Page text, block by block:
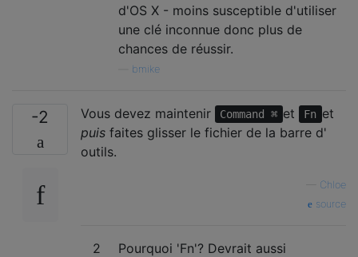
d'OS X - moins susceptible d'utiliser
une clé inconnue donc plus de
chances de réussir.
bmike
-2 Vous devez maintenir Command ⌘ et Fn et
puis faites glisser le fichier de la barre d'
outils.
Chloe
source
2
Pourquoi 'Fn'? Devrait aussi